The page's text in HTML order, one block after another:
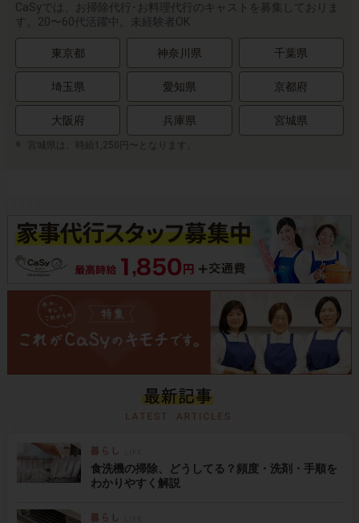
CaSyでは、お掃除代行･お料理代行のキャストを募集しておりま
す。20〜60代活躍中。未経験者OK
東京都 神奈川県 千葉県
埼玉県 愛知県 京都府
大阪府 兵庫県 宮城県
宮城県は、時給1,250円〜となります。
食洗機の掃除、どうしてる？頻度・洗剤・手順を
わかりやすく解説